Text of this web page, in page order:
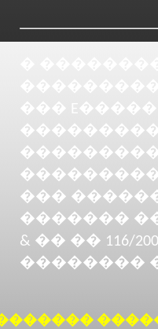
���
���
������� ��
& �� �� 116/
��������